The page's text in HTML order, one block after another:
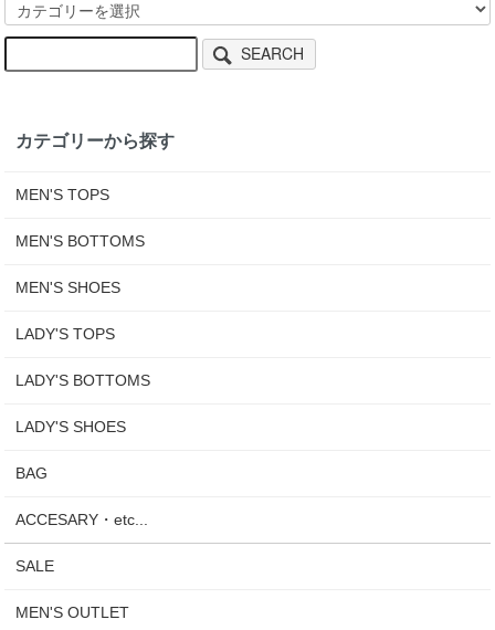
SEARCH
カテゴリーから探す
MEN'S TOPS
MEN'S BOTTOMS
MEN'S SHOES
LADY'S TOPS
LADY'S BOTTOMS
LADY'S SHOES
BAG
ACCESARY・etc...
SALE
MEN'S OUTLET